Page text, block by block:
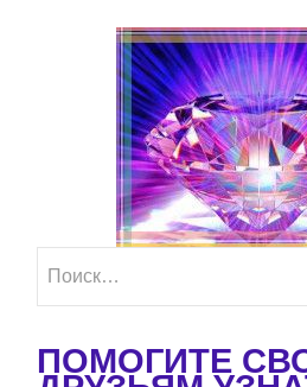
ПОМОГИТЕ